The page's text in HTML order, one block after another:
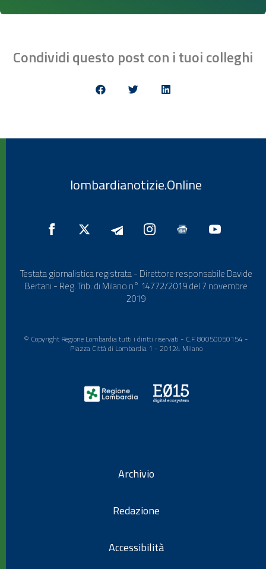
Condividi questo post con i tuoi colleghi
lombardianotizie.Online
Testata giornalistica registrata - Direttore responsabile Davide
Bertani - Reg. Trib. di Milano n° 14772/2019 del 7 novembre
2019
© Copyright Regione Lombardia tutti i diritti riservati - C.F. 80050050154 -
Piazza Città di Lombardia 1 - 20124 Milano
Archivio
Redazione
Accessibilità